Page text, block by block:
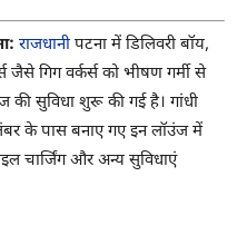
राजधानीपटना में डिलिवरी बॉय,
जैसे गिग वर्कर्स को भीषण गर्मी से
की सुविधा शुरू की गई है। गांधी
के पास बनाए गए इन लॉउंज में
चार्जिंग और अन्य सुविधाएं